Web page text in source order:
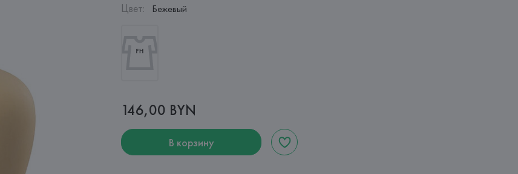
Цвет: Бежевый
146,00 BYN
В корзину